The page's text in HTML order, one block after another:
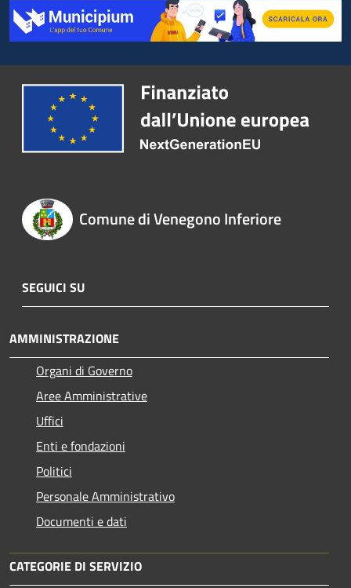
Comune di Venegono Inferiore
SEGUICI SU
AMMINISTRAZIONE
Organi di Governo
Aree Amministrative
Uffici
Enti e fondazioni
Politici
Personale Amministrativo
Documenti e dati
CATEGORIE DI SERVIZIO